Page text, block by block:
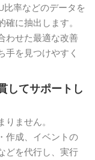
比率などのデータを
に抽出します。
わせた最適な改善
手を見つけやすく
してサポートし
ません。
作成、イベントの
どを代行し、実行